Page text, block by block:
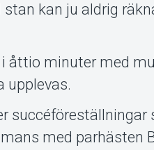
kan ju aldrig
åttio minuter med
upplevas.
succéföreställningar
med parhästen